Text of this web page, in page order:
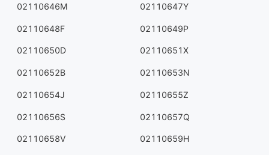
02110646M 02110647Y
02110648F 02110649P
02110650D 02110651X
02110652B 02110653N
02110654J 02110655Z
02110656S 02110657Q
02110658V 02110659H